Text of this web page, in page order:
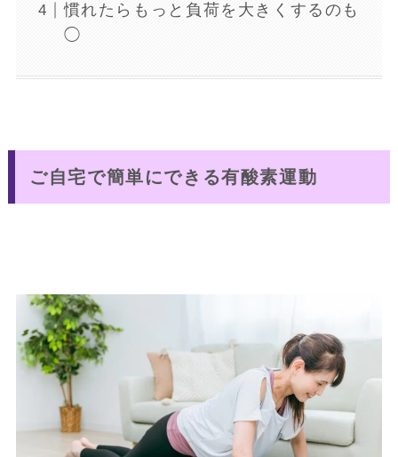
慣れたらもっと負荷を大きくするのも
◯
ご自宅で簡単にできる有酸素運動